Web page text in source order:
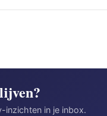
inzichten in je inbox.